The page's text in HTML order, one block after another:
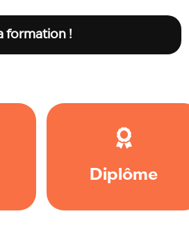
formation !
Diplôme